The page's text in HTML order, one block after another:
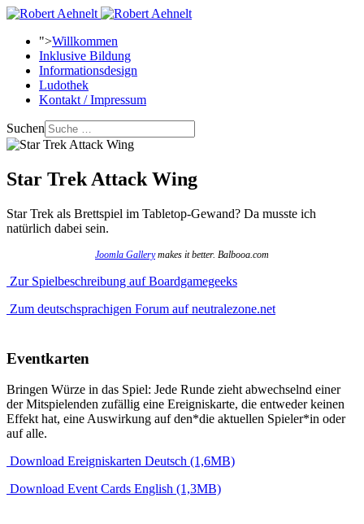
">Willkommen
Inklusive Bildung
Informationsdesign
Ludothek
Kontakt / Impressum
Suchen
Star Trek Attack Wing
Star Trek als Brettspiel im Tabletop-Gewand? Da musste ich
natürlich dabei sein.
Joomla Gallerymakes it better. Balbooa.com
Zur Spielbeschreibung auf Boardgamegeeks
Zum deutschsprachigen Forum auf neutralezone.net
Eventkarten
Bringen Würze in das Spiel: Jede Runde zieht abwechselnd einer
der Mitspielenden zufällig eine Ereigniskarte, die entweder keinen
Effekt hat, eine Auswirkung auf den*die aktuellen Spieler*in oder
auf alle.
Download Ereigniskarten Deutsch (1,6MB)
Download Event Cards English (1,3MB)